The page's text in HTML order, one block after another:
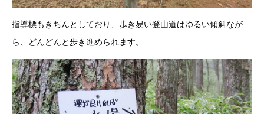
指導標もきちんとしており、歩き易い登山道はゆるい傾斜なが
ら、どんどんと歩き進められます。